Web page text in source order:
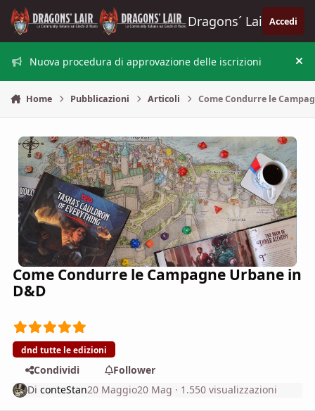
Vai al contenuto
Dragons´ Lair Accedi
Nuova procedura di approvazione delle iscrizioni
Home Pubblicazioni Articoli Come Condurre le
Come Condurre le Campagne Urbane in
D&D
dnd tutte le edizioni
Condividi
Follower
DiconteStan20 Maggio20 Mag · 1.550 visualizzazioni